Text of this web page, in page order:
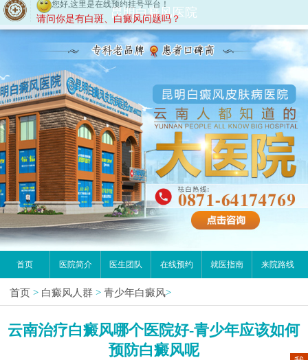
昆明白癜风医院
首页 医院简介 医生团队 在线预约 就医指南 来院路线
首页 > 白癜风人群 > 青少年白癜风>
云南治疗白癜风哪个医院好-青少年应该如何
预防白癜风呢
您好,这里是在线预约挂号平台！
请问你是有白斑、白癜风问题吗？